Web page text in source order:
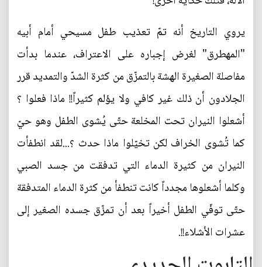
يروي التاريخ أنه تمّ تعذيب طفل مسيحي أمام أبيه
"المهطرق" لغرض إجباره على الاعتراف، عندما بدأت
مفاصلة الصغيرة الهشة بالتمزّق من كثرة الشدّ والتمديد قرر
الجلادون أن ذلك غير كافي ولا يؤلم كثيراً!! ماذا فعلوا ؟
أشعلوا النيران تحت المخلعة حتّى يُشوى الطفل وهو حيّ
كما تُشوى الخراف لكن تخيّلوا ماذا حدث ؟...لقد انطفأت
النيران من كثيرة الدماء التي تدفقت من جسد الصبي
وكلما أشعلوها مجدداً كانت تنطفأ من كثرة الدماء المتدفقة
حتّى توفّي الطفل أخيراً بعد أن تمزّق جسده الصغير إلى
عشرات الأشلاء!!.